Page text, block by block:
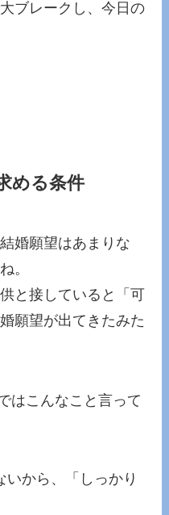
ブレークし、今日の
める条件
婚願望はあまりな
。
と接していると「可
願望が出てきたみた
はこんなこと言って
いから、「しっかり